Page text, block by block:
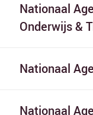
Nationaal
Onderwijs &
Nationaal
Nationaal